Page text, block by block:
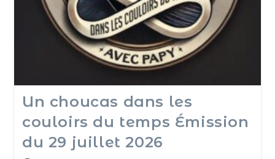
Un choucas dans les
couloirs du temps Émission
du 29 juillet 2026